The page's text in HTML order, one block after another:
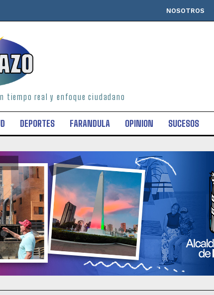
NOSOTROS
tiempo real y enfoque ciudadano
DEPORTES FARANDULA OPINION SUCESOS